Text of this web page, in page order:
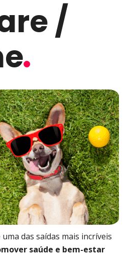
/
das saídas mais incríveis
saúde e bem-estar